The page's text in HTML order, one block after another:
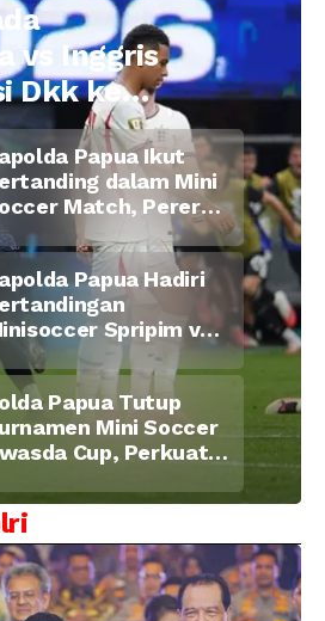
vs Inggris
Dkk ke
Dunia
Papua Ikut
dalam Mini
Match, Pererat
Personel
Bulan Ramadan
Papua Hadiri
Spripim vs
Propam, Pererat
dan
Personel
Papua Tutup
Mini Soccer
Cup, Perkuat
Personel